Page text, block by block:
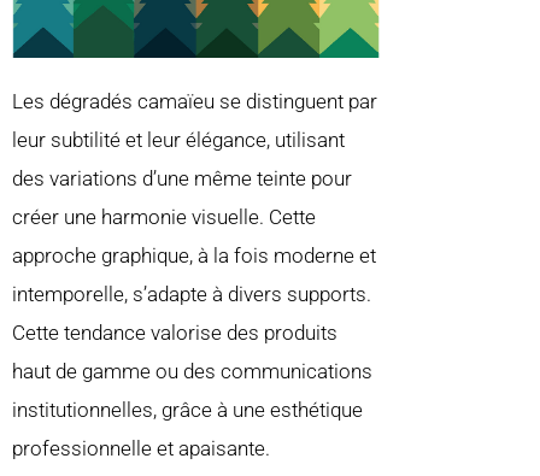
Les dégradés camaïeu se distinguent par
leur subtilité et leur élégance, utilisant
des variations d’une même teinte pour
créer une harmonie visuelle. Cette
approche graphique, à la fois moderne et
intemporelle, s’adapte à divers supports.
Cette tendance valorise des produits
haut de gamme ou des communications
institutionnelles, grâce à une esthétique
professionnelle et apaisante.